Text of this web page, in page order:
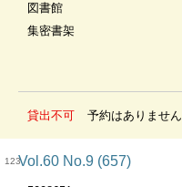
図書館
集密書架
貸出不可 予約はありません
123Vol.60 No.9 (657)